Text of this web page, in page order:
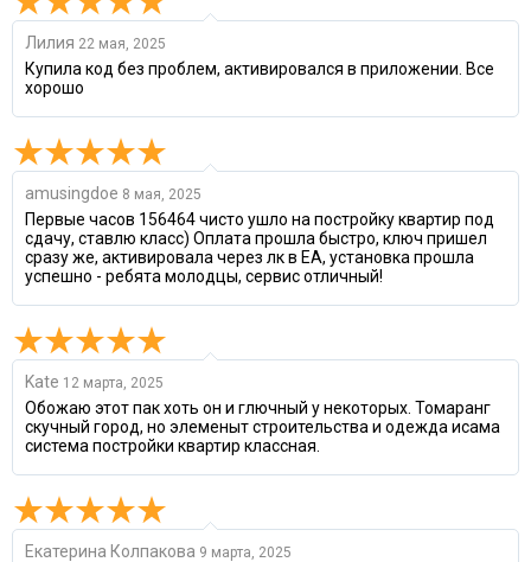
Лилия 22 мая, 2025
Купила код без проблем, активировался в приложении. Все
хорошо
amusingdoe 8 мая, 2025
Первые часов 156464 чисто ушло на постройку квартир под
сдачу, ставлю класс) Оплата прошла быстро, ключ пришел
сразу же, активировала через лк в EA, установка прошла
успешно - ребята молодцы, сервис отличный!
Kate 12 марта, 2025
Обожаю этот пак хоть он и глючный у некоторых. Томаранг
скучный город, но элеменыт строительства и одежда исама
система постройки квартир классная.
Екатерина Колпакова 9 марта, 2025